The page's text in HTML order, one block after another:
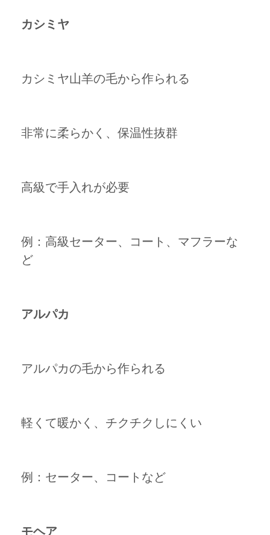
カシミヤ
カシミヤ山羊の毛から作られる
非常に柔らかく、保温性抜群
高級で手入れが必要
例：高級セーター、コート、マフラーな
ど
アルパカ
アルパカの毛から作られる
軽くて暖かく、チクチクしにくい
例：セーター、コートなど
モヘア